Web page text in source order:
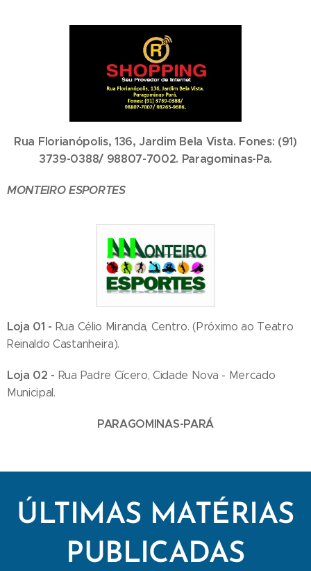
Rua Florianópolis, 136, Jardim Bela Vista. Fones: (91)
3739-0388/ 98807-7002. Paragominas-Pa.
MONTEIRO ESPORTES
Loja 01 - Rua Célio Miranda, Centro. (Próximo ao Teatro
Reinaldo Castanheira).
Loja 02 - Rua Padre Cícero, Cidade Nova - Mercado
Municipal.
PARAGOMINAS-PARÁ
ÚLTIMAS MATÉRIAS
PUBLICADAS